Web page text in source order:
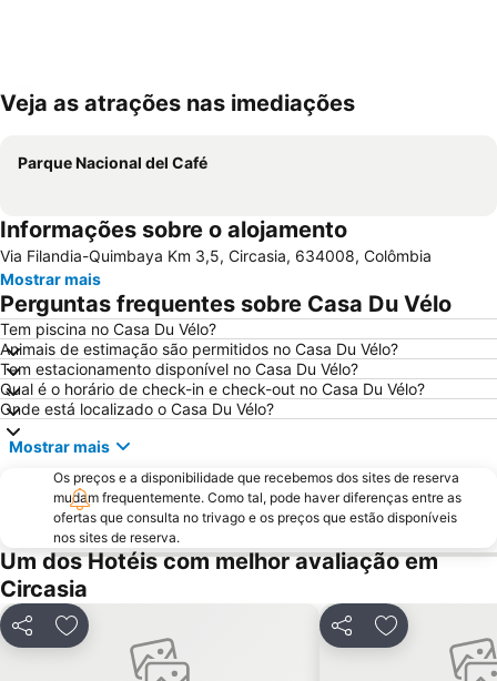
Ampliar mapa
Veja as atrações nas imediações
Parque Nacional del Café
Informações sobre o alojamento
Via Filandia-Quimbaya Km 3,5, Circasia, 634008, Colômbia
Mostrar mais
Perguntas frequentes sobre Casa Du Vélo
Tem piscina no Casa Du Vélo?
Animais de estimação são permitidos no Casa Du Vélo?
Tem estacionamento disponível no Casa Du Vélo?
Qual é o horário de check-in e check-out no Casa Du Vélo?
Onde está localizado o Casa Du Vélo?
Mostrar mais
Os preços e a disponibilidade que recebemos dos sites de reserva
mudam frequentemente. Como tal, pode haver diferenças entre as
ofertas que consulta no trivago e os preços que estão disponíveis
nos sites de reserva.
Um dos Hotéis com melhor avaliação em
Circasia
PartilharAdicionar aos favoritos PartilharAdicionar